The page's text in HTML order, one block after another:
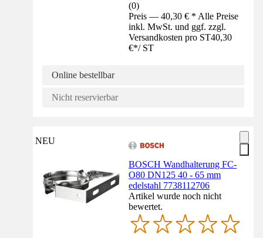
(0)
Preis — 40,30 € * Alle Preise
inkl. MwSt. und ggf. zzgl.
Versandkosten pro ST40,30
€*/ ST
Online bestellbar
Nicht reservierbar
NEU
BOSCH Wandhalterung FC-
O80 DN125 40 - 65 mm
edelstahl 7738112706
Artikel wurde noch nicht
bewertet.